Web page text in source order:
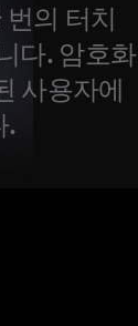
번의 터치
다. 암호화
사용자에
.